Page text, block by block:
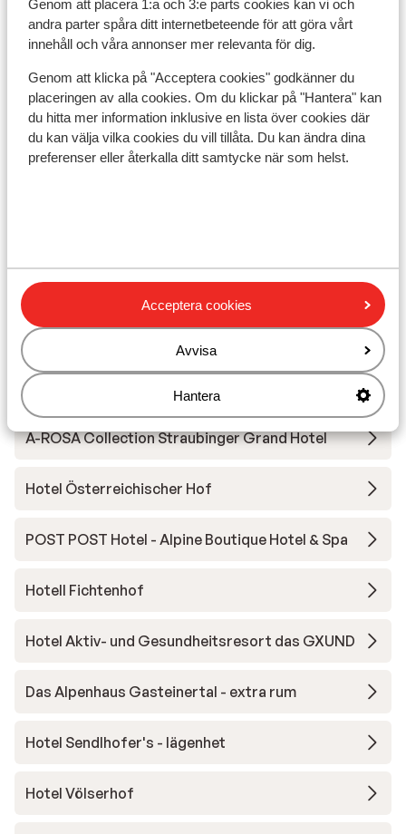
Genom att placera 1:a och 3:e parts cookies kan vi och
andra parter spåra ditt internetbeteende för att göra vårt
innehåll och våra annonser mer relevanta för dig.
Genom att klicka på "Acceptera cookies" godkänner du
placeringen av alla cookies. Om du klickar på "Hantera" kan
du hitta mer information inklusive en lista över cookies där
du kan välja vilka cookies du vill tillåta. Du kan ändra dina
preferenser eller återkalla ditt samtycke när som helst.
Acceptera cookies
Avvisa
Hantera
Avstånd till skidlift skilift är ca 2 km
Närmaste butiker ca 800 m
Lugnt läge
Liftkort/Utrustning/Skidskola
Utrustning
Andra boenden i Ski Amadé
More Mountain Suites
A-ROSA Collection Straubinger Grand Hotel
Hotel Österreichischer Hof
POST POST Hotel - Alpine Boutique Hotel & Spa
Hotell Fichtenhof
Hotel Aktiv- und Gesundheitsresort das GXUND
Das Alpenhaus Gasteinertal - extra rum
Hotel Sendlhofer's - lägenhet
Hotel Völserhof